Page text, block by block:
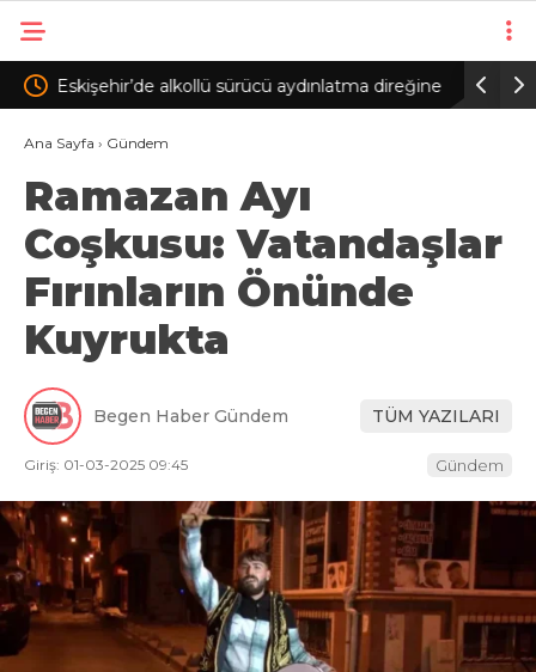
direğine Ertuğrul Doğan: Salah gibi bir oyuncuyu parayla
ikna edip Trabzon’a getiremezsiniz
Ana Sayfa › Gündem
Ramazan Ayı
Coşkusu: Vatandaşlar
Fırınların Önünde
Kuyrukta
Begen Haber Gündem TÜM YAZILARI
Giriş: 01-03-2025 09:45 Gündem